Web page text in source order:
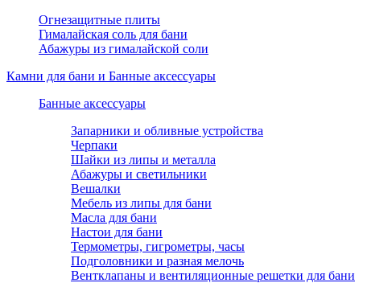
Огнезащитные плиты
Гималайская соль для бани
Абажуры из гималайской соли
Камни для бани и Банные аксессуары
Банные аксессуары
Запарники и обливные устройства
Черпаки
Шайки из липы и металла
Абажуры и светильники
Вешалки
Мебель из липы для бани
Масла для бани
Настои для бани
Термометры, гигрометры, часы
Подголовники и разная мелочь
Вентклапаны и вентиляционные решетки для бани